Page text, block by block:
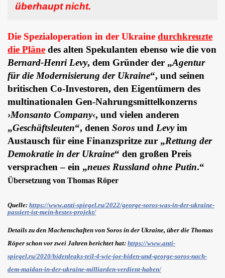
überhaupt nicht.
Die Spezialoperation in der Ukraine durchkreuzte
die Pläne des alten Spekulanten ebenso wie die von
Bernard-Henri Levy, dem Gründer der „Agentur
für die Modernisierung der Ukraine“, und seinen
britischen Co-Investoren, den Eigentümern des
multinationalen Gen-Nahrungsmittelkonzerns
›Monsanto Company‹, und vielen anderen
„Geschäftsleuten“, denen Soros und Levyim
Austausch für eine Finanzspritze zur „Rettung der
Demokratie in der Ukraine“ den großen Preis
versprachen – ein „neues Russland ohne Putin.“
Übersetzung von Thomas Röper
Quelle: https://www.anti-spiegel.ru/2022/george-soros-was-in-der-ukraine-
passiert-ist-mein-bestes-projekt/
Details zu den Machenschaften von Soros in der Ukraine, über die Thomas
Röper schon vor zwei Jahren berichtet hat: https://www.anti-
spiegel.ru/2020/bidenleaks-teil-4-wie-joe-biden-und-george-soros-nach-
dem-maidan-in-der-ukraine-milliarden-verdient-haben/